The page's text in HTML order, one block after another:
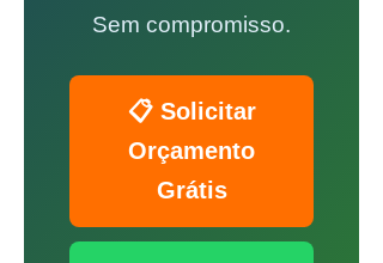
Sem compromisso.
📋 Solicitar
Orçamento
Grátis